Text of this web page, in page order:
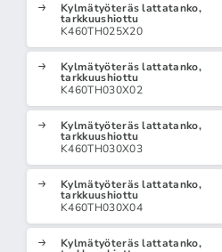
Kylmätyöteräs lattatanko,
tarkkuushiottu
K460TH025X20
Kylmätyöteräs lattatanko,
tarkkuushiottu
K460TH030X02
Kylmätyöteräs lattatanko,
tarkkuushiottu
K460TH030X03
Kylmätyöteräs lattatanko,
tarkkuushiottu
K460TH030X04
Kylmätyöteräs lattatanko,